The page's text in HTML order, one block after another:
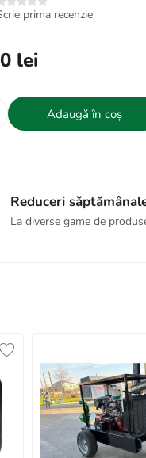
prima recenzie
lei
Adaugă în coș
Reduceri
La diverse game de